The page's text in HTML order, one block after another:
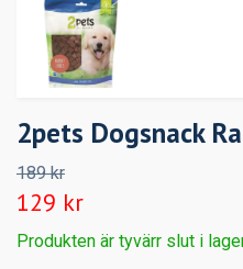
2pets Dogsnack
189 kr
129 kr
Produkten är tyvärr slut i